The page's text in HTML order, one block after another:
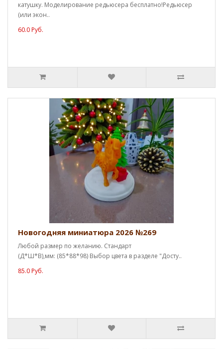
катушку. Моделирование редьюсера бесплатно!Редьюсер
(или экон..
60.0 Руб.
Новогодняя миниатюра 2026 №269
Любой размер по желанию. Стандарт
(Д*Ш*В),мм: (85*88*98) Выбор цвета в разделе "Досту..
85.0 Руб.